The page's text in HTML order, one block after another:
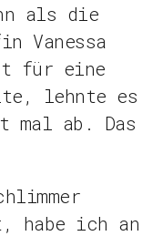
als die
Vanessa
für eine
lehnte es
mal ab. Das
habe ich an